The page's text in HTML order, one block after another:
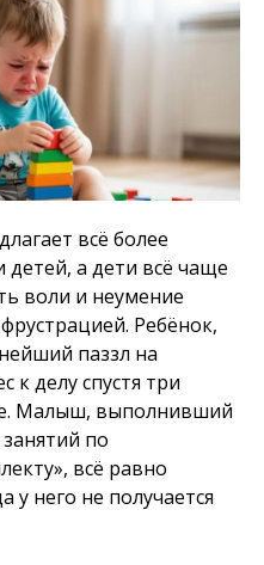
всё более
а дети всё чаще
воли и неумение
Ребёнок,
паззл на
к делу спустя три
Малыш, выполнивший
по
всё равно
у него не получается